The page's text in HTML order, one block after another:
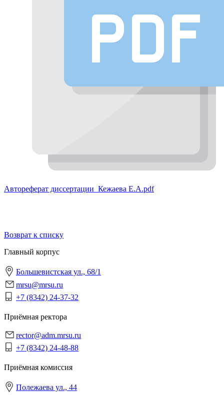
Автореферат диссертации_Кежаева Е.А.pdf
Возврат к списку
Главный корпус
Большевистская ул., 68/1
mrsu@mrsu.ru
+7 (8342) 24-37-32
Приёмная ректора
rector@adm.mrsu.ru
+7 (8342) 24-48-88
Приёмная комиссия
Полежаева ул., 44